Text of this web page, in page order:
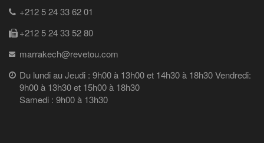
+212 5 24 33 62 01
+212 5 24 33 52 80
marrakech@revetou.com
Du lundi au Jeudi : 9h00 à 13h00 et 14h30 à 18h30 Vendredi:
9h00 à 13h30 et 15h00 à 18h30
Samedi : 9h00 à 13h30